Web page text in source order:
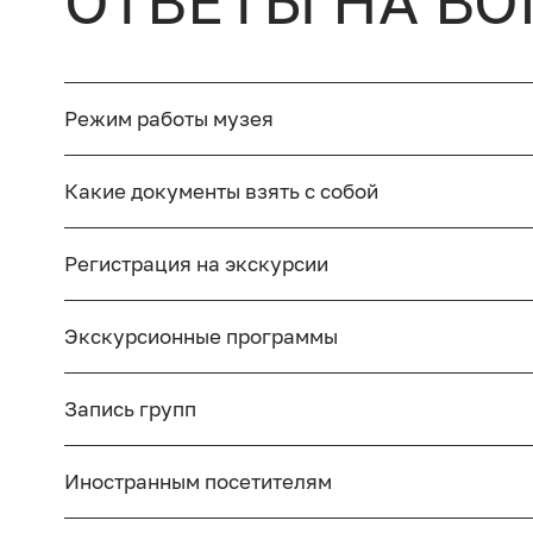
Режим работы музея
Какие документы взять с собой
Регистрация на экскурсии
Экскурсионные программы
Запись групп
Иностранным посетителям